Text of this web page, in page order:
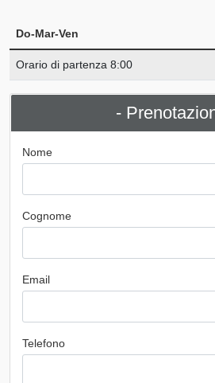
Do-Mar-Ven
Orario di partenza 8:00
-
Nome
Cognome
Email
Telefono